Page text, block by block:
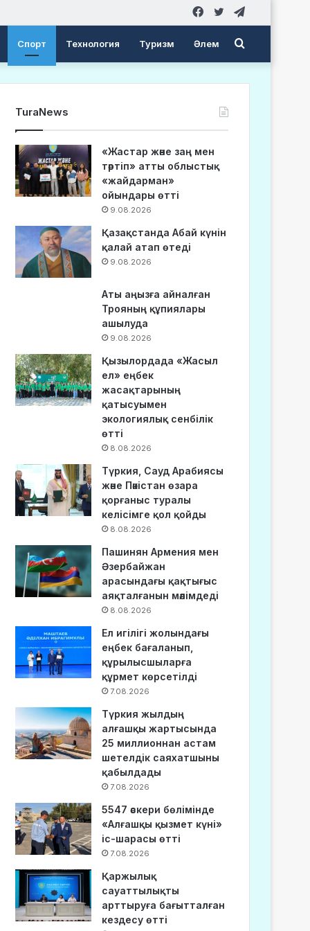
Twitter
Facebook
Спорт Технология Туризм Әлем Search
for
TuraNews
«Жастар және заң мен
тәртіп» атты облыстық
«жайдарман»
ойындары өтті
9.08.2026
Қазақстанда Абай күнін
қалай атап өтеді
9.08.2026
Аты аңызға айналған
Трояның құпиялары
ашылуда
9.08.2026
Қызылордада «Жасыл
ел» еңбек
жасақтарының
қатысуымен
экологиялық сенбілік
өтті
8.08.2026
Түркия, Сауд Арабиясы
және Пәкістан өзара
қорғаныс туралы
келісімге қол қойды
8.08.2026
Пашинян Армения мен
Әзербайжан
арасындағы қақтығыс
аяқталғанын мәлімдеді
8.08.2026
Ел игілігі жолындағы
еңбек бағаланып,
құрылысшыларға
құрмет көрсетілді
7.08.2026
Түркия жылдың
алғашқы жартысында
25 миллионнан астам
шетелдік саяхатшыны
қабылдады
7.08.2026
5547 әскери бөлімінде
«Алғашқы қызмет күні»
іс-шарасы өтті
7.08.2026
Қаржылық
сауаттылықты
арттыруға бағытталған
кездесу өтті